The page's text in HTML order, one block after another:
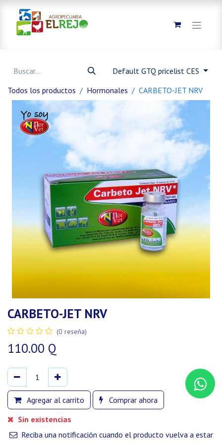
Default GTQ pricelist CES
Todos los productos
Hormonales CARBETO-JET NRV
CARBETO-JET NRV
(0 reseña)
110.00 Q
Agregar al carrito
Comprar ahora
Sin existencias
Reciba una notificación cuando el producto vuelva a estar